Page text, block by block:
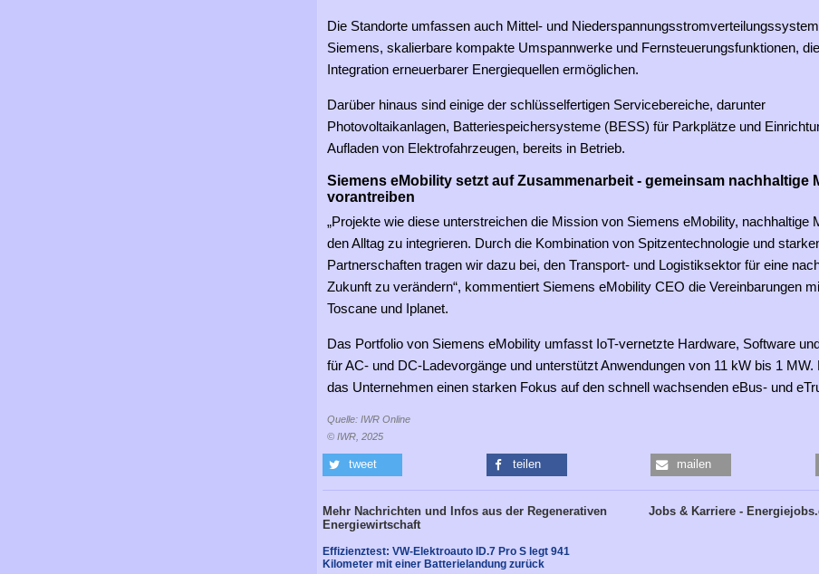
Die Standorte umfassen auch Mittel- und
Siemens, skalierbare kompakte Umspannwerke und Fernsteuerungsfunktionen,
Integration erneuerbarer Energiequellen ermöglichen.
Darüber hinaus sind einige der schlüsselfertigen Servicebereiche, darunter
Photovoltaikanlagen, Batteriespeichersysteme (BESS) für Parkplätze und
Aufladen von Elektrofahrzeugen, bereits in Betrieb.
Siemens eMobility setzt auf Zusammenarbeit - gemeinsam nachhaltige
vorantreiben
„Projekte wie diese unterstreichen die Mission von Siemens eMobility, nachhaltige
den Alltag zu integrieren. Durch die Kombination von Spitzentechnologie und
Partnerschaften tragen wir dazu bei, den Transport- und Logistiksektor für eine
Zukunft zu verändern“, kommentiert Siemens eMobility CEO die Vereinbarungen
Toscane und Iplanet.
Das Portfolio von Siemens eMobility umfasst IoT-vernetzte Hardware, Software
für AC- und DC-Ladevorgänge und unterstützt Anwendungen von 11 kW bis 1 MW.
das Unternehmen einen starken Fokus auf den schnell wachsenden eBus- und
Quelle: IWR Online
© IWR, 2025
tweet teilen mailen
Mehr Nachrichten und Infos aus der Regenerativen
Energiewirtschaft
Effizienztest: VW-Elektroauto ID.7 Pro S legt 941
Kilometer mit einer Batterielandung zurück
Jobs & Karriere -